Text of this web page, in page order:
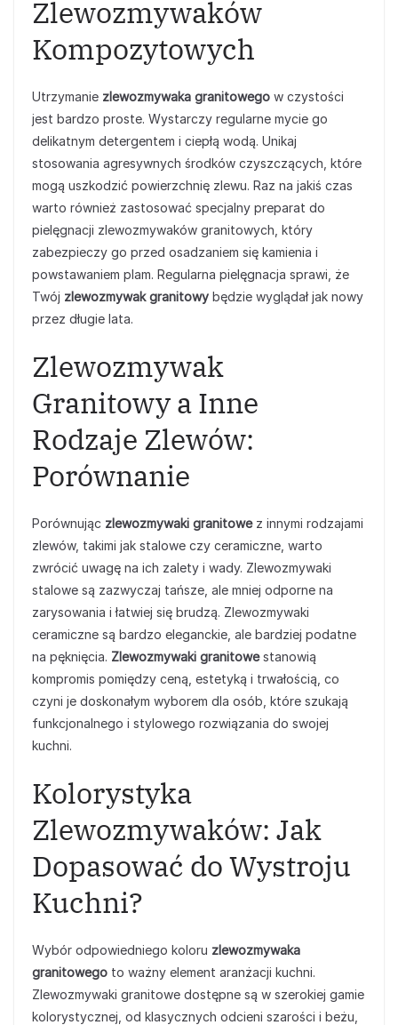
Zlewozmywaków
Kompozytowych
Utrzymanie zlewozmywaka granitowego w czystości
jest bardzo proste. Wystarczy regularne mycie go
delikatnym detergentem i ciepłą wodą. Unikaj
stosowania agresywnych środków czyszczących, które
mogą uszkodzić powierzchnię zlewu. Raz na jakiś czas
warto również zastosować specjalny preparat do
pielęgnacji zlewozmywaków granitowych, który
zabezpieczy go przed osadzaniem się kamienia i
powstawaniem plam. Regularna pielęgnacja sprawi, że
Twój zlewozmywak granitowy będzie wyglądał jak nowy
przez długie lata.
Zlewozmywak
Granitowy a Inne
Rodzaje Zlewów:
Porównanie
Porównując zlewozmywaki granitowez innymi rodzajami
zlewów, takimi jak stalowe czy ceramiczne, warto
zwrócić uwagę na ich zalety i wady. Zlewozmywaki
stalowe są zazwyczaj tańsze, ale mniej odporne na
zarysowania i łatwiej się brudzą. Zlewozmywaki
ceramiczne są bardzo eleganckie, ale bardziej podatne
na pęknięcia. Zlewozmywaki granitowestanowią
kompromis pomiędzy ceną, estetyką i trwałością, co
czyni je doskonałym wyborem dla osób, które szukają
funkcjonalnego i stylowego rozwiązania do swojej
kuchni.
Kolorystyka
Zlewozmywaków: Jak
Dopasować do Wystroju
Kuchni?
Wybór odpowiedniego koloru zlewozmywaka
granitowego to ważny element aranżacji kuchni.
Zlewozmywaki granitowe dostępne są w szerokiej gamie
kolorystycznej, od klasycznych odcieni szarości i beżu,